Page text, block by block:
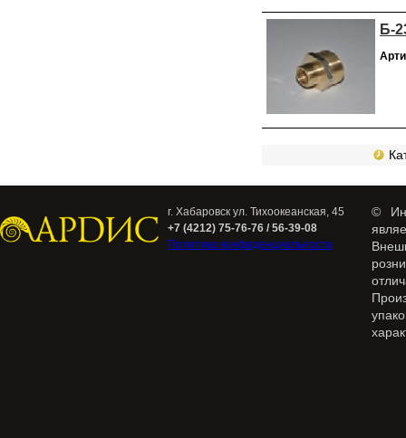
Б-
г. Хабаровск ул. Тихоокеанская, 45
+7 (4212) 75-76-76 / 56-39-08
Политика конфиденциальности
©